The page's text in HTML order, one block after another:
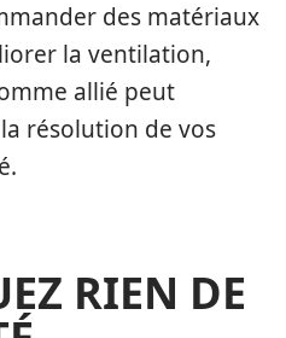
des matériaux
la ventilation,
allié peut
résolution de vos
RIEN DE